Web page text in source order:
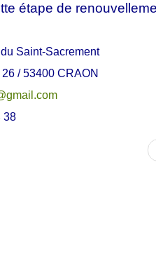
étape de
Saint-Sacrement
/ 53400 CRAON
38